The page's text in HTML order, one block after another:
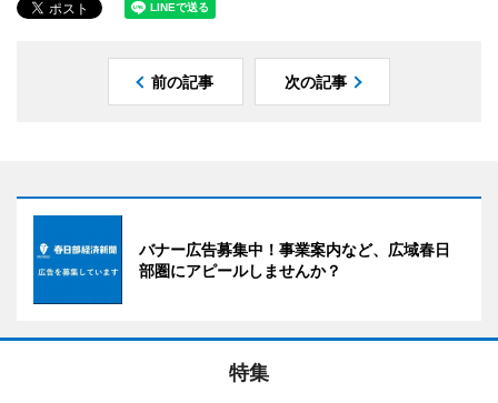
前の記事 次の記事
バナー広告募集中！事業案内など、広域春日
部圏にアピールしませんか？
特集